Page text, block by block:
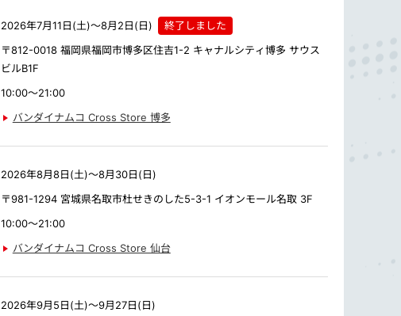
2026年7月11日(土)～8月2日(日)​ 終了しました
〒812-0018 福岡県福岡市博多区住吉1-2 キャナルシティ博多 サウス
ビルB1F​​​
10:00～21:00​
バンダイナムコ Cross Store 博多
2026年8月8日(土)～8月30日(日)​
〒981-1294 宮城県名取市杜せきのした5-3-1 イオンモール名取 3F​​
10:00～21:00​
バンダイナムコ Cross Store 仙台
2026年9月5日(土)～9月27日(日)​